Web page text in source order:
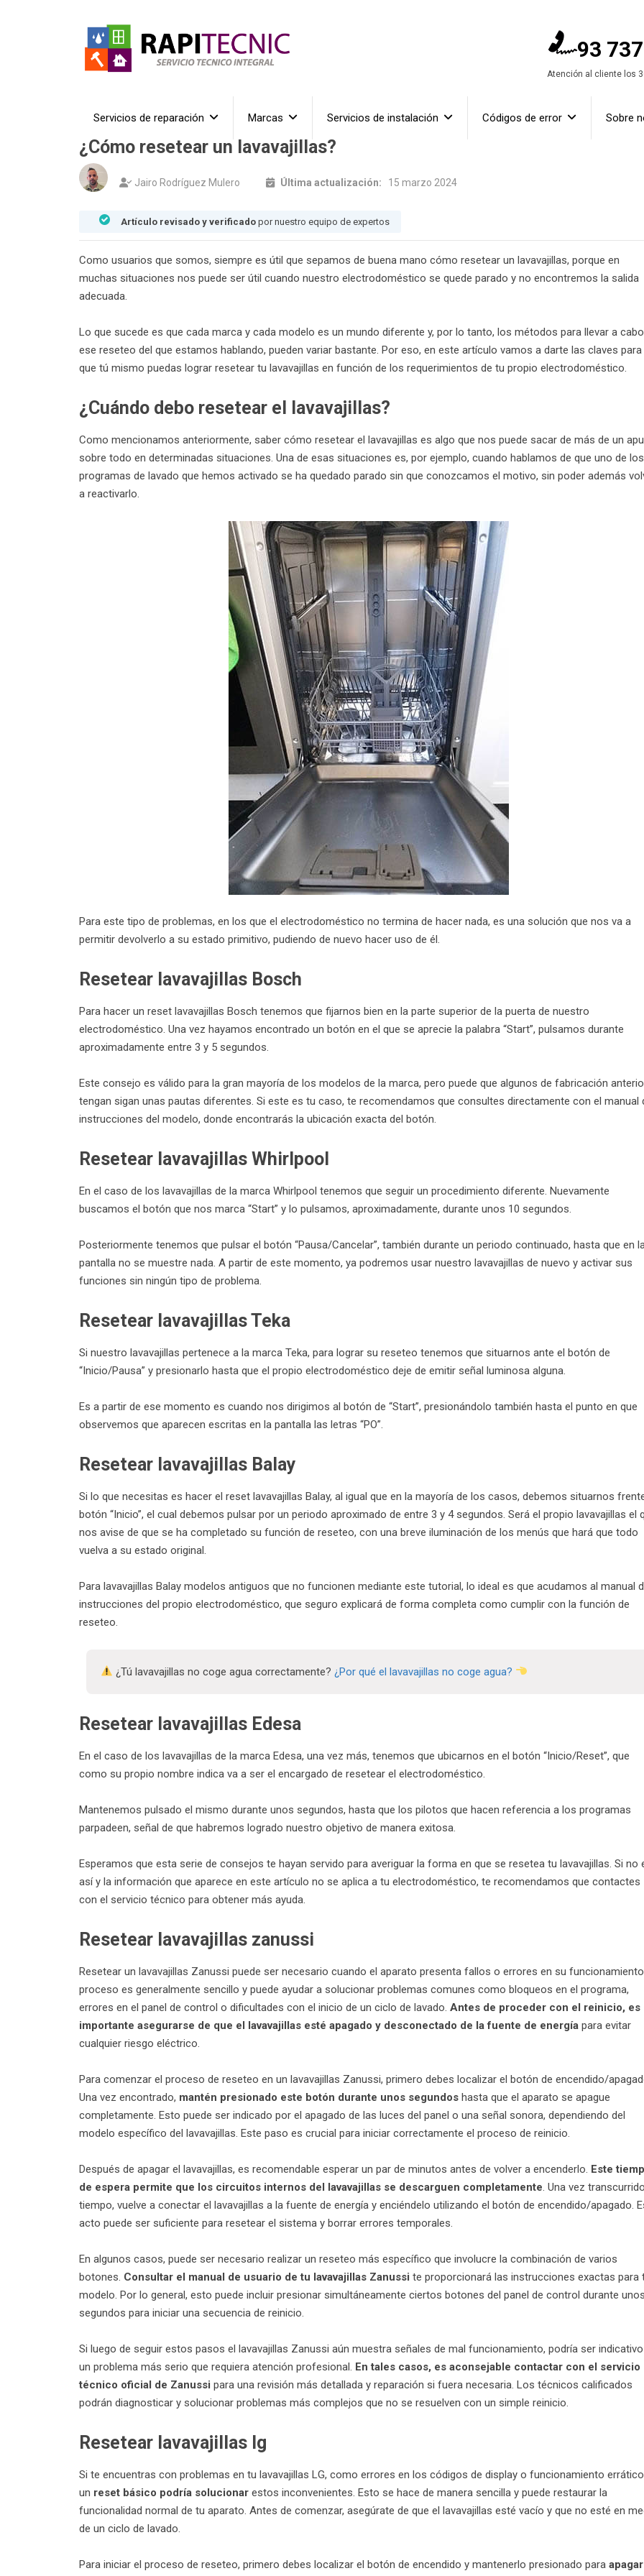
93
Atención al cliente los
Servicios de reparación Marcas Servicios de instalación Códigos de error Sobre
¿Cómo resetear un lavavajillas?
Jairo Rodríguez Mulero Última actualización: 15 marzo 2024
Artículo revisado y verificado por nuestro equipo de expertos
Como usuarios que somos, siempre es útil que sepamos de buena mano cómo resetear un lavavajillas, porque en
muchas situaciones nos puede ser útil cuando nuestro electrodoméstico se quede parado y no encontremos la salida
adecuada.
Lo que sucede es que cada marca y cada modelo es un mundo diferente y, por lo tanto, los métodos para llevar a cabo
ese reseteo del que estamos hablando, pueden variar bastante. Por eso, en este artículo vamos a darte las claves para
que tú mismo puedas lograr resetear tu lavavajillas en función de los requerimientos de tu propio electrodoméstico.
¿Cuándo debo resetear el lavavajillas?
Como mencionamos anteriormente, saber cómo resetear el lavavajillas es algo que nos puede sacar de más de un
sobre todo en determinadas situaciones. Una de esas situaciones es, por ejemplo, cuando hablamos de que uno de los
programas de lavado que hemos activado se ha quedado parado sin que conozcamos el motivo, sin poder además
a reactivarlo.
Para este tipo de problemas, en los que el electrodoméstico no termina de hacer nada, es una solución que nos va a
permitir devolverlo a su estado primitivo, pudiendo de nuevo hacer uso de él.
Resetear lavavajillas Bosch
Para hacer un reset lavavajillas Bosch tenemos que fijarnos bien en la parte superior de la puerta de nuestro
electrodoméstico. Una vez hayamos encontrado un botón en el que se aprecie la palabra “Start”, pulsamos durante
aproximadamente entre 3 y 5 segundos.
Este consejo es válido para la gran mayoría de los modelos de la marca, pero puede que algunos de fabricación
tengan sigan unas pautas diferentes. Si este es tu caso, te recomendamos que consultes directamente con el manual
instrucciones del modelo, donde encontrarás la ubicación exacta del botón.
Resetear lavavajillas Whirlpool
En el caso de los lavavajillas de la marca Whirlpool tenemos que seguir un procedimiento diferente. Nuevamente
buscamos el botón que nos marca “Start” y lo pulsamos, aproximadamente, durante unos 10 segundos.
Posteriormente tenemos que pulsar el botón “Pausa/Cancelar”, también durante un periodo continuado, hasta que en
pantalla no se muestre nada. A partir de este momento, ya podremos usar nuestro lavavajillas de nuevo y activar sus
funciones sin ningún tipo de problema.
Resetear lavavajillas Teka
Si nuestro lavavajillas pertenece a la marca Teka, para lograr su reseteo tenemos que situarnos ante el botón de
“Inicio/Pausa” y presionarlo hasta que el propio electrodoméstico deje de emitir señal luminosa alguna.
Es a partir de ese momento es cuando nos dirigimos al botón de “Start”, presionándolo también hasta el punto en que
observemos que aparecen escritas en la pantalla las letras “PO”.
Resetear lavavajillas Balay
Si lo que necesitas es hacer el reset lavavajillas Balay, al igual que en la mayoría de los casos, debemos situarnos
botón “Inicio”, el cual debemos pulsar por un periodo aproximado de entre 3 y 4 segundos. Será el propio lavavajillas el
nos avise de que se ha completado su función de reseteo, con una breve iluminación de los menús que hará que todo
vuelva a su estado original.
Para lavavajillas Balay modelos antiguos que no funcionen mediante este tutorial, lo ideal es que acudamos al manual
instrucciones del propio electrodoméstico, que seguro explicará de forma completa como cumplir con la función de
reseteo.
¿Tú lavavajillas no coge agua correctamente?¿Por qué el lavavajillas no coge agua?
Resetear lavavajillas Edesa
En el caso de los lavavajillas de la marca Edesa, una vez más, tenemos que ubicarnos en el botón “Inicio/Reset”, que
como su propio nombre indica va a ser el encargado de resetear el electrodoméstico.
Mantenemos pulsado el mismo durante unos segundos, hasta que los pilotos que hacen referencia a los programas
parpadeen, señal de que habremos logrado nuestro objetivo de manera exitosa.
Esperamos que esta serie de consejos te hayan servido para averiguar la forma en que se resetea tu lavavajillas. Si no
así y la información que aparece en este artículo no se aplica a tu electrodoméstico, te recomendamos que contactes
con el servicio técnico para obtener más ayuda.
Resetear lavavajillas zanussi
Resetear un lavavajillas Zanussi puede ser necesario cuando el aparato presenta fallos o errores en su
proceso es generalmente sencillo y puede ayudar a solucionar problemas comunes como bloqueos en el programa,
errores en el panel de control o dificultades con el inicio de un ciclo de lavado. Antes de proceder con el reinicio, es
importante asegurarse de que el lavavajillas esté apagado y desconectado de la fuente de energía para evitar
cualquier riesgo eléctrico.
Para comenzar el proceso de reseteo en un lavavajillas Zanussi, primero debes localizar el botón de encendido/
Una vez encontrado, mantén presionado este botón durante unos segundos hasta que el aparato se apague
completamente. Esto puede ser indicado por el apagado de las luces del panel o una señal sonora, dependiendo del
modelo específico del lavavajillas. Este paso es crucial para iniciar correctamente el proceso de reinicio.
Después de apagar el lavavajillas, es recomendable esperar un par de minutos antes de volver a encenderlo. Este
de espera permite que los circuitos internos del lavavajillas se descarguen completamente. Una vez
tiempo, vuelve a conectar el lavavajillas a la fuente de energía y enciéndelo utilizando el botón de encendido/apagado.
acto puede ser suficiente para resetear el sistema y borrar errores temporales.
En algunos casos, puede ser necesario realizar un reseteo más específico que involucre la combinación de varios
botones. Consultar el manual de usuario de tu lavavajillas Zanussi te proporcionará las instrucciones exactas para
modelo. Por lo general, esto puede incluir presionar simultáneamente ciertos botones del panel de control durante
segundos para iniciar una secuencia de reinicio.
Si luego de seguir estos pasos el lavavajillas Zanussi aún muestra señales de mal funcionamiento, podría ser
un problema más serio que requiera atención profesional. En tales casos, es aconsejable contactar con el servicio
técnico oficial de Zanussi para una revisión más detallada y reparación si fuera necesaria. Los técnicos calificados
podrán diagnosticar y solucionar problemas más complejos que no se resuelven con un simple reinicio.
Resetear lavavajillas lg
Si te encuentras con problemas en tu lavavajillas LG, como errores en los códigos de display o funcionamiento
un reset básico podría solucionar estos inconvenientes. Esto se hace de manera sencilla y puede restaurar la
funcionalidad normal de tu aparato. Antes de comenzar, asegúrate de que el lavavajillas esté vacío y que no esté en
de un ciclo de lavado.
Para iniciar el proceso de reseteo, primero debes localizar el botón de encendido y mantenerlo presionado para apagar